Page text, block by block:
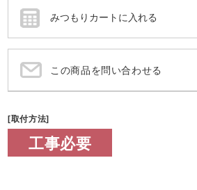
この商品を問い合わせる
[取付方法]
工事必要